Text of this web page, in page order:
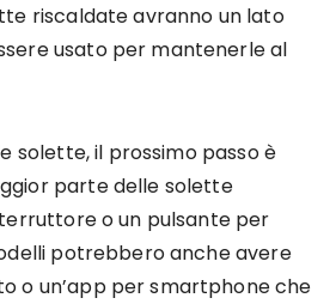
riscaldate avranno un lato
usato per mantenerle al
solette, il prossimo passo è
parte delle solette
o un pulsante per
potrebbero anche avere
o un’app per smartphone che